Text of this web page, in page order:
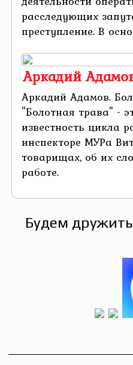
расследующих
преступление. В
Аркадий
Аркадий Адамов.
"Болотная трава" -
известность цикла
инспекторе МУРа
товарищах, об их
работе.
Будем